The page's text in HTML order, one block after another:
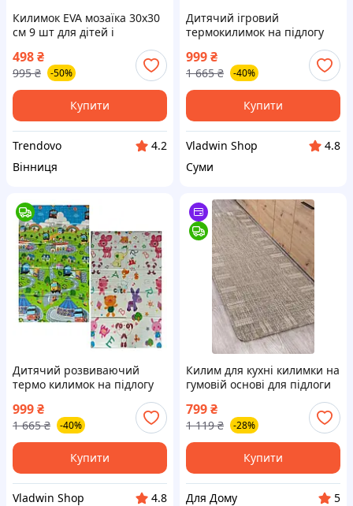
Килимок EVA мозаїка 30х30
см 9 шт для дітей і
дорослих яскравий захист
підлоги і комфортний
ігровий простір
498₴
995 ₴ -50%
Купити
Trendovo
4.2
Вінниця
Дитячий ігровий
термокилимок на підлогу
Розвиваючі термо килимки
для малюків 180х200 см
999₴
1 665 ₴ -40%
Купити
Vladwin Shop
4.8
Суми
Дитячий розвиваючий
термо килимок на підлогу
для малюків з народження
двосторонній Дитячі
термокилимки 180х200 см
999₴
1 665 ₴ -40%
Купити
Vladwin Shop
4.8
Килим для кухні килимки на
гумовій основі для підлоги
нековзний Kitchen
19247111 67х120 см світло-
коричневий
799₴
1 119 ₴ -28%
Купити
Для Дому
5